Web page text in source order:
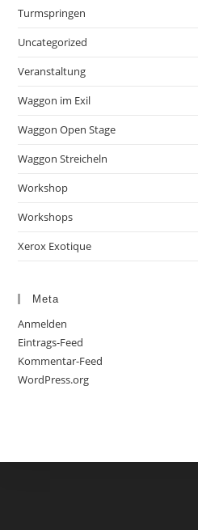
Turmspringen
Uncategorized
Veranstaltung
Waggon im Exil
Waggon Open Stage
Waggon Streicheln
Workshop
Workshops
Xerox Exotique
Meta
Anmelden
Eintrags-Feed
Kommentar-Feed
WordPress.org